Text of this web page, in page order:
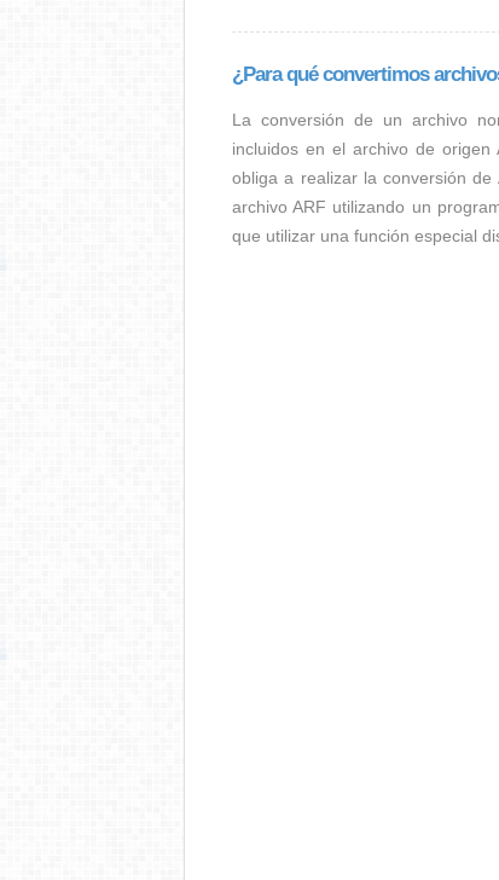
¿Para qué convertimos
La conversión de un archivo
incluidos en el archivo de
obliga a realizar la conversión
archivo ARF utilizando un
que utilizar una función especial